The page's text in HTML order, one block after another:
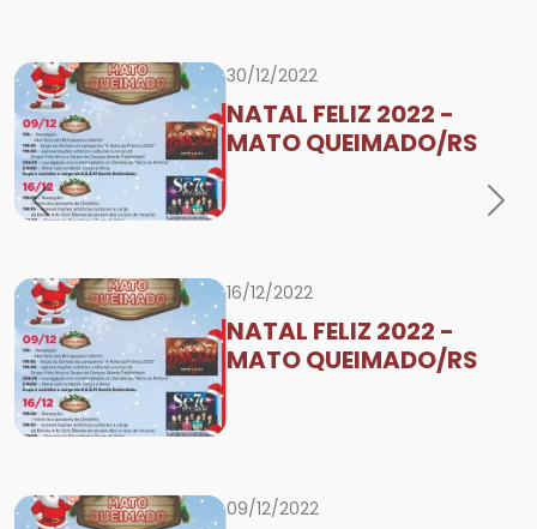
30/12/2022
NATAL FELIZ 2022 -
MATO QUEIMADO/RS
16/12/2022
NATAL FELIZ 2022 -
MATO QUEIMADO/RS
09/12/2022
Previous Next